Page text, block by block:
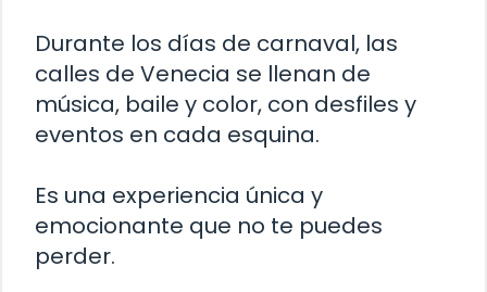
Durante los días de carnaval, las
calles de Venecia se llenan de
música, baile y color, con desfiles y
eventos en cada esquina.
Es una experiencia única y
emocionante que no te puedes
perder.